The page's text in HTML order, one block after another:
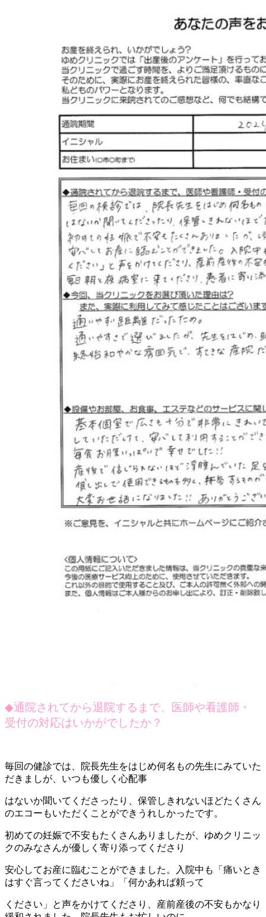
◆通院されてから退院するまで、医師や看護師・
受付の対応はいかがでしたか？
毎回の健診では、院長先生をはじめ何名もの先生にみていた
だきましが、いつも優しく心配事
はないか聞いてくださったり、保管しきれないほどたくさん
のエコーもいただくことができうれしかったです。
初めての妊娠で不安もたくさんありましたが、ゆめクリニッ
クのみなさんが優しく寄り添ってくださり
安心してお産に臨むことができました。入院中も「痛いとき
はすぐ言ってくださいね」「何かあれば頼って
ください」と声をかけてくださり、産前産後の不安もかなり